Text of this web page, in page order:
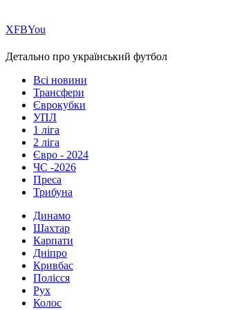
ХFBYou
Детально про український футбол
Всі новини
Трансфери
Єврокубки
УПЛ
1 ліга
2 ліга
Євро - 2024
ЧС -2026
Преса
Трибуна
Динамо
Шахтар
Карпати
Дніпро
Кривбас
Полісся
Рух
Колос